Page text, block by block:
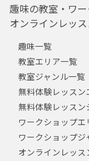
趣味の教室・ワー
オンラインレッ
趣味一覧
教室エリア一覧
教室ジャンル一覧
無料体験レッスン
無料体験レッスン
ワークショップエ
ワークショップジ
オンラインレッス